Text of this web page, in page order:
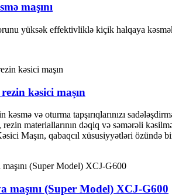
maşını
yüksək effektivliklə kiçik halqaya
kəsici maşın
kəsmə və oturma tapşırıqlarınızı
rezin materiallarının dəqiq və səmərəli
Maşın, qabaqcıl xüsusiyyətləri özündə
maşını (Super Model) XCJ-G600